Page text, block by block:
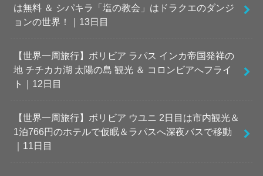
は無料 ＆ シパキラ「塩の教会」はドラクエのダンジ
ョンの世界！｜13日目
【世界一周旅行】ボリビア ラパス インカ帝国発祥の
地 チチカカ湖 太陽の島 観光 ＆ コロンビアへフライ
ト｜12日目
【世界一周旅行】ボリビア ウユニ 2日目は市内観光＆
1泊766円のホテルで仮眠＆ラパスへ深夜バスで移動
｜11日目